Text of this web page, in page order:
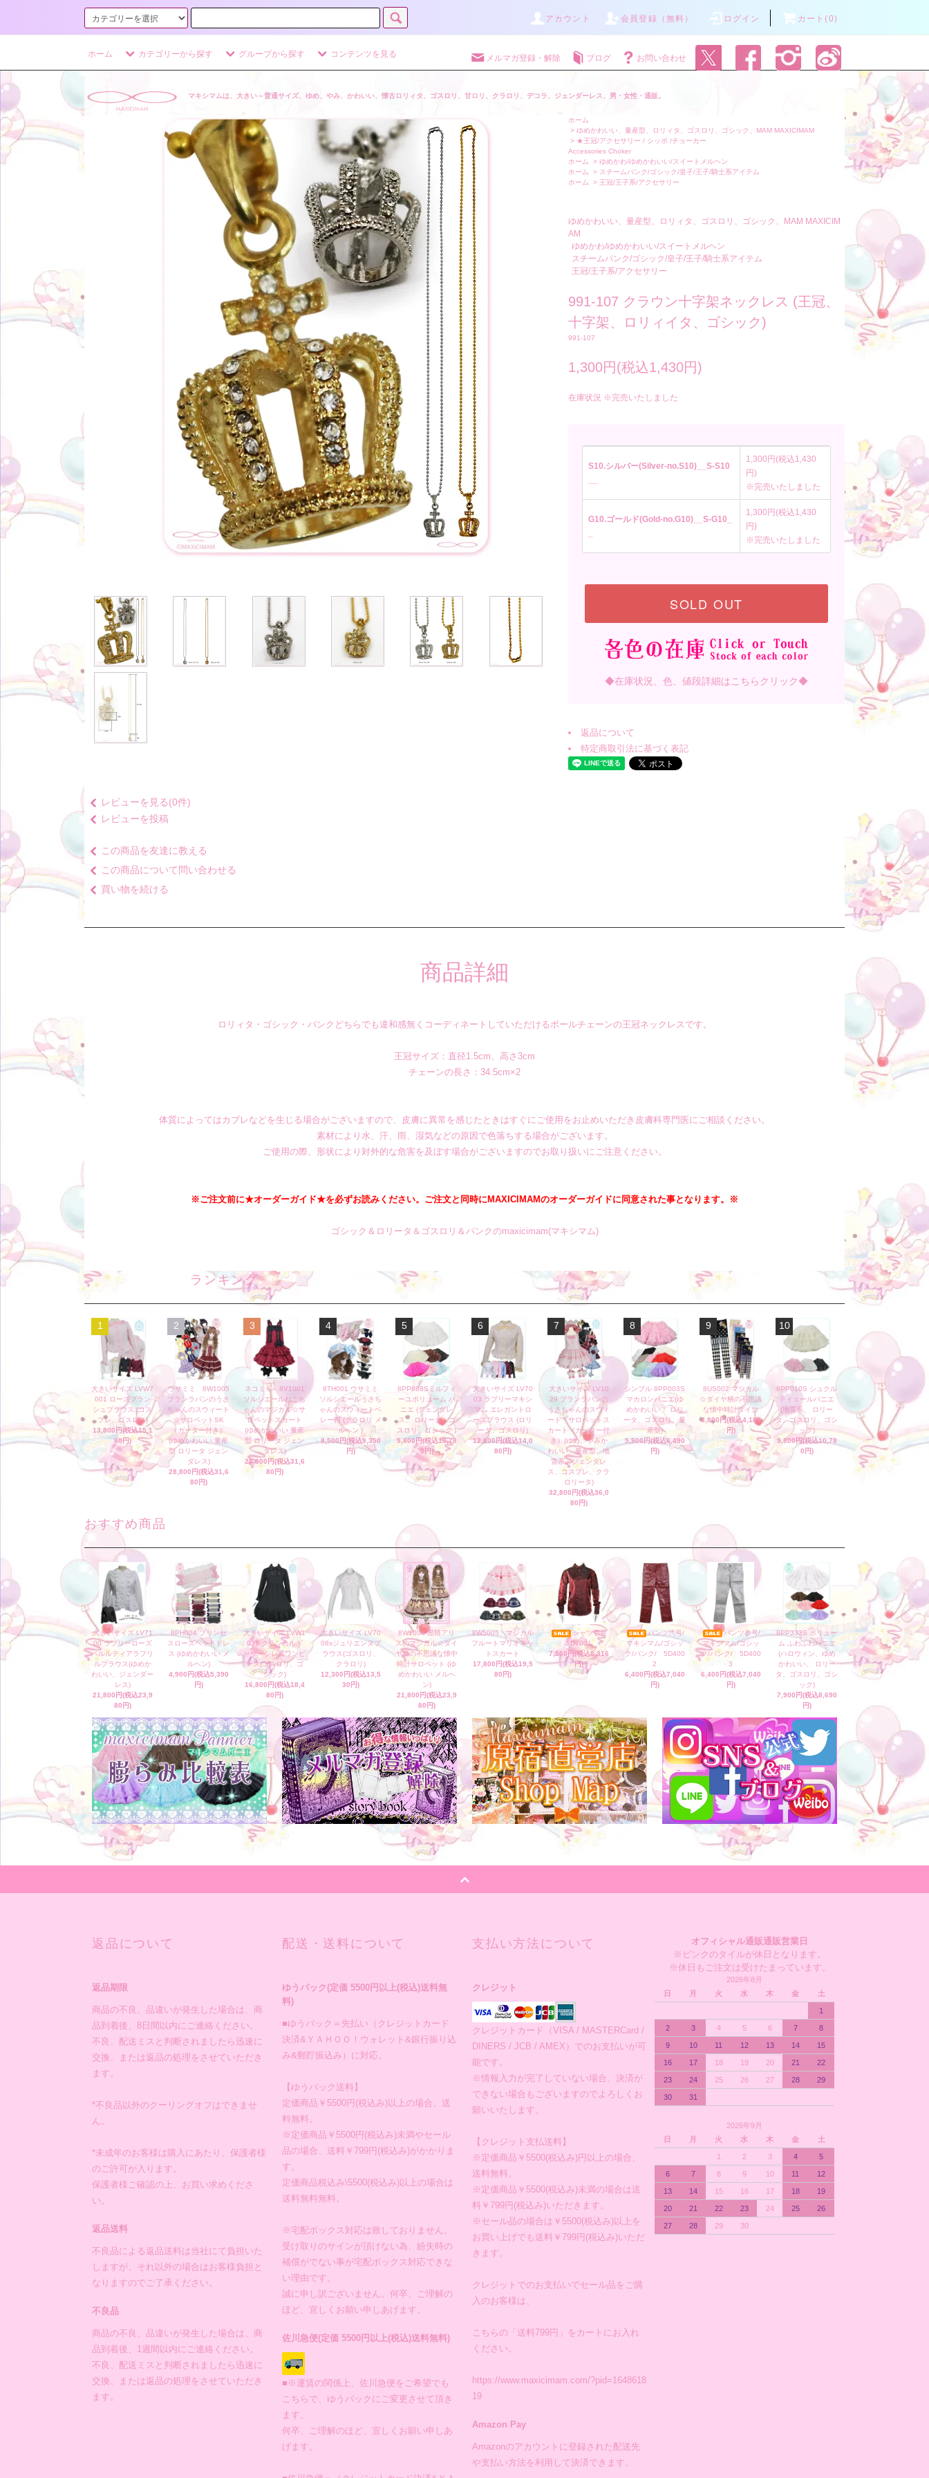
アカウント 会員登録（無料） ログイン カート(0)
ホーム カテゴリーから探す グループから探す コンテンツを見る メルマガ登録・解除 ブログ お問い合わせ
マキシマムは、大きい～普通サイズ、ゆめ、やみ、かわいい、懐古ロリィタ、ゴスロリ、甘ロリ、クラロリ、デコラ、ジェンダーレス、男・女性・通販。
ホーム
> ゆめかわいい、量産型、ロリィタ、ゴスロリ、ゴシック、MAM MAXICIMAM
> ★王冠/アクセサリー / シッポ /チョーカー
Accessories Choker
ホーム
> ゆめかわ/ゆめかわいい/スイートメルヘン
ホーム
> スチームパンク/ゴシック/皇子/王子/騎士系アイテム
ホーム
> 王冠/王子系/アクセサリー
ゆめかわいい、量産型、ロリィタ、ゴスロリ、ゴシック、MAM MAXICIM
AM
ゆめかわ/ゆめかわいい/スイートメルヘン
スチームパンク/ゴシック/皇子/王子/騎士系アイテム
王冠/王子系/アクセサリー
991-107 クラウン十字架ネックレス (王冠、
十字架、ロリィイタ、ゴシック)
991-107
1,300円(税込1,430円)
在庫状況 ※完売いたしました
S10.シルバー(Silver-no.S10)__S-S10
1,300円(税込1,430
円)
※完売いたしました
G10.ゴールド(Gold-no.G10)__S-G10_
1,300円(税込1,430
円)
※完売いたしました
SOLD OUT
◆在庫状況、色、値段詳細はこちらクリック◆
返品について
特定商取引法に基づく表記
レビューを見る(0件)
レビューを投稿
この商品を友達に教える
この商品について問い合わせる
買い物を続ける
商品詳細
ロリィタ・ゴシック・パンクどちらでも違和感無くコーディネートしていただけるボールチェーンの王冠ネックレスです。
王冠サイズ：直径1.5cm、高さ3cm
チェーンの長さ：34.5cm×2
体質によってはカブレなどを生じる場合がございますので、皮膚に異常を感じたときはすぐにご使用をお止めいただき皮膚科専門医にご相談ください。
素材により水、汗、雨、湿気などの原因で色落ちする場合がございます。
ご使用の際、形状により対外的な危害を及ぼす場合がございますのでお取り扱いにご注意ください。
※ご注文前に★オーダーガイド★を必ずお読みください。ご注文と同時にMAXICIMAMのオーダーガイドに同意された事となります。※
ゴシック＆ロリータ＆ゴスロリ＆パンクのmaxicimam(マキシマム)
ランキング
1
大きいサイズ LVW7
001 ローズブラン
シュブラウス (コス
プレ、ゴスロリ)
13,800円(税込15,1
80円)
2
ウサミミ 8W1005
ブランラパンのうさ
ちゃんのスウィート
☆サロペットSK
（ガーター付き）
(ゆめかわいい 量産
型 ロリータ ジェン
ダレス)
28,800円(税込31,6
80円)
3
ネコミミ 8V1001
ソルシエールねこち
ゃんのマジカル☆サ
ロペットスカート
(ゆめかわいい 量産
型 ロリータ ジェン
ダレス)
28,800円(税込31,6
80円)
4
8TH001 ウサミミ
ソルシエールうさち
ゃんのスウィートベ
レー帽 (クラロリ メ
ルヘン )
8,500円(税込9,350
円)
5
8PP888Sミルフィ
ーユボリューム パ
ニエ (ジェンダレ
ス、 ロリータ、ゴ
スロリ、ゴシック )
9,800円(税込10,78
0円)
6
大きいサイズ LV70
03 ラブリーマキシ
マム エレガントロ
ーズブラウス (ロリ
ータ、ゴスロリ)
12,800円(税込14,0
80円)
7
大きいサイズ LV10
29 ブランラパンの
うさちゃんのスウィ
ート・サロペットス
カート（ガーター付
き）(ゆめ、やみか
わいい、量産型、地
雷系、ジェンダレ
ス、コスプレ、クラ
ロリータ)
32,800円(税込36,0
80円)
8
シンプル 8PP003S
マカロンパニエ(ゆ
めかわいい、 ロリ
ータ、ゴスロリ、量
産型)
5,900円(税込6,490
円)
9
8US002 マジカル
☆ダイヤ柄の不思議
な懐中時計タイツ
3,800円(税込4,180
円)
10
8PP010S シュクル
ティェールパニエ
(地雷系、 ロリー
タ、ゴスロリ、ゴシ
ック)
9,800円(税込10,78
0円)
おすすめ商品
大きいサイズ LV71
00 ラブリーローズ
ペルルティアラフリ
ルブラウス(ゆめか
わいい、ジェンダー
レス)
21,800円(税込23,9
80円)
8PH004 プリンセ
スローズヘッドドレ
ス (ゆめかわいい メ
ルヘン)
4,900円(税込5,390
円)
大きいサイズ LVW1
031 クラシカルギ
ャザージレ風ワンピ
ース(ゴスロリ、ゴ
シック)
16,800円(税込18,4
80円)
大きいサイズ LV70
08sジュリエンヌブ
ラウス(ゴスロリ、
クラロリ)
12,300円(税込13,5
30円)
8W1008 黒猫アリ
スのマジカル☆ダイ
ヤ柄の不思議な懐中
時計サロペット (ゆ
めかわいい メルヘ
ン)
21,800円(税込23,9
80円)
8W5005 マジカル
フルートマリオネッ
トスカート
17,800円(税込19,5
80円)
シャツ壱号
5D7001
7,560円(税込8,316
円)
パンツ弐号/
マキシマム/ゴシッ
ク/パンク/ 5D400
2
6,400円(税込7,040
円)
パンツ参号/
マキシマム/ゴシッ
ク/パンク/ 5D400
3
6,400円(税込7,040
円)
8PP333S ボリュー
ム ふわふわパニエ
(ハロウィン、ゆめ
かわいい、 ロリー
タ、ゴスロリ、ゴシ
ック)
7,900円(税込8,690
円)
返品について
返品期限
商品の不良、品違いが発生した場合は、商
品到着後、8日間以内にご連絡ください。
不良、配送ミスと判断されましたら迅速に
交換、または返品の処理をさせていただき
ます。
*不良品以外のクーリングオフはできませ
ん。
*未成年のお客様は購入にあたり、保護者様
のご許可が入ります。
保護者様ご確認の上、お買い求めくださ
い。
返品送料
不良品による返品送料は当社にて負担いた
しますが、それ以外の場合はお客様負担と
なりますのでご了承ください。
不良品
商品の不良、品違いが発生した場合は、商
品到着後、1週間以内にご連絡ください。
不良、配送ミスと判断されましたら迅速に
交換、または返品の処理をさせていただき
ます。
配送・送料について
ゆうパック(定価 5500円以上(税込)送料無
料)
■ゆうパック＝先払い（クレジットカード
決済&ＹＡＨＯＯ！ウォレット&銀行振り込
み&郵貯振込み）に対応。
【ゆうパック送料】
定価商品￥5500円(税込み)以上の場合、送
料無料。
※定価商品￥5500円(税込み)未満やセール
品の場合、送料￥799円(税込み)がかかりま
す。
定価商品税込み\5500(税込み)以上の場合は
送料無料無料。
※宅配ボックス対応は致しておりません。
受け取りのサインが頂けない為、紛失時の
補償がでない事が宅配ボックス対応できな
い理由です。
誠に申し訳ございません。何卒、ご理解の
ほど、宜しくお願い申しあげます。
佐川急便(定価 5500円以上(税込)送料無料)
■※運賃の関係上、佐川急便をご希望でも
こちらで、ゆうパックにご変更させて頂き
ます。
何卒、ご理解のほど、宜しくお願い申しあ
げます。
支払い方法について
クレジット
クレジットカード（VISA / MASTERCard /
DINERS / JCB / AMEX）でのお支払いが可
能です。
※情報入力が完了していない場合、決済が
できない場合もございますのでよろしくお
願いいたします。
【クレジット支払送料】
※定価商品￥5500(税込み)円以上の場合、
送料無料。
※定価商品￥5500(税込み)未満の場合は送
料￥799円(税込み)いただきます。
※セール品の場合は￥5500(税込み)以上を
お買い上げでも送料￥799円(税込み)いただ
きます。
クレジットでのお支払いでセール品をご購
入のお客様は、
こちらの「送料799円」をカートにお入れ
ください。
https://www.maxicimam.com/?pid=1648618
19
Amazon Pay
Amazonのアカウントに登録された配送先
や支払い方法を利用して決済できます。
オフィシャル通販通販営業日
※ピンクのタイルが休日となります。
※休日もご注文は受けたまっています。
2026年8月
日
月 火 水 木 金 土
1
2 3 4 5 6 7 8
9 10 11 12 13 14 15
16 17 18 19 20 21 22
23 24 25 26 27 28 29
30 31
2026年9月
日
月 火 水 木 金 土
1 2 3 4 5
6 7 8 9 10 11 12
13 14 15 16 17 18 19
20 21 22 23 24 25 26
27 28 29 30